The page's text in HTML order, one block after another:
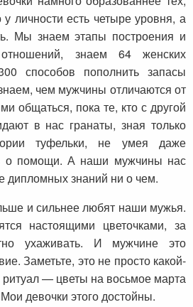
личности есть четыре уровня, а
Мы знаем этапы построения и
знаем 64 женских
способов пополнить запасы
чем мужчины отличаются от
общаться, пока те, кто с другой
в нас гранаты, зная только
туфельки, не умея даже
о помощи. А наши мужчины нас
знаний ни о чем.
и сильнее любят наши мужья.
настоящими цветочками, за
ухаживать. И мужчине это
Заметьте, это не просто какой-
ритуал — цветы на восьмое марта
девочки этого достойны.